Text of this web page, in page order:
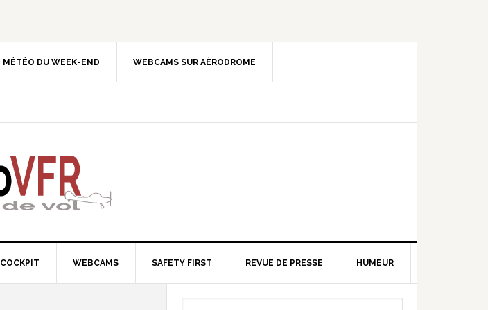
MÉTÉO DU WEEK-END WEBCAMS SUR AÉRODROME
COCKPIT WEBCAMS SAFETY FIRST REVUE DE PRESSE HUMEUR